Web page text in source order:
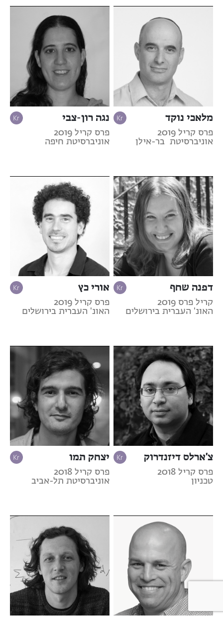
מלאכי נוקד
פרס קריל 2019
אוניברסיטת בר-אילן
נגה רון-צבי
פרס קריל 2019
אוניברסיטת חיפה
דפנה שחף
קריל פרס 2019
האונ' העברית בירושלים
אורי כץ
פרס קריל 2019
האונ' העברית בירושלים
צ'ארלס דיזנדרוק
פרס קריל 2018
טכניון
יצחק תמו
פרס קריל 2018
אוניברסיטת תל-אביב